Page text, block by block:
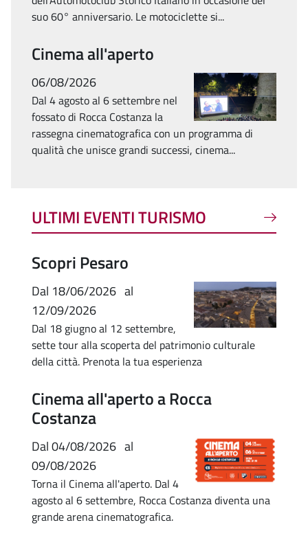
suo 60° anniversario. Le motociclette si...
Cinema all'aperto
06/08/2026
Dal 4 agosto al 6 settembre nel
fossato di Rocca Costanza la
rassegna cinematografica con un programma di
qualità che unisce grandi successi, cinema...
ULTIMI EVENTI TURISMO
Scopri Pesaro
Dal 18/06/2026 al
12/09/2026
Dal 18 giugno al 12 settembre,
sette tour alla scoperta del patrimonio culturale
della città. Prenota la tua esperienza
Cinema all'aperto a Rocca
Costanza
Dal04/08/2026 al
09/08/2026
Torna il Cinema all'aperto. Dal 4
agosto al 6 settembre, Rocca Costanza diventa una
grande arena cinematografica.